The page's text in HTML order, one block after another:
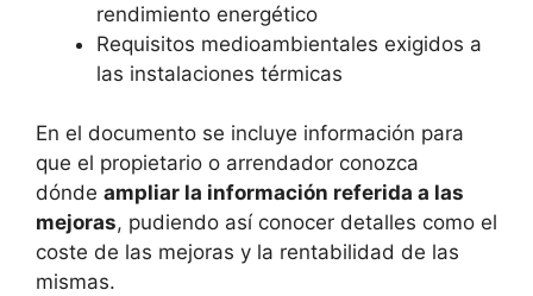
rendimiento energético
Requisitos medioambientales exigidos a
las instalaciones térmicas
En el documento se incluye información para
que el propietario o arrendador conozca
dónde ampliar la información referida a las
mejoras, pudiendo así conocer detalles como el
coste de las mejoras y la rentabilidad de las
mismas.